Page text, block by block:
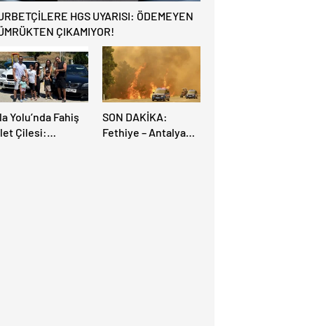
HGS UYARISI: ÖDEMEYEN
ÇIKAMIYOR!
Yolu’nda Fahiş
Çilesi:
SON DAKİKA:
Fethiye – Antalya